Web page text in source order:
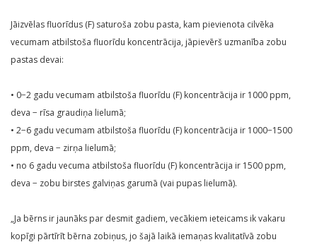
Jāizvēlas fluorīdus (F) saturoša zobu pasta, kam pievienota cilvēka
vecumam atbilstoša fluorīdu koncentrācija, jāpievērš uzmanība zobu
pastas devai:
• 0−2 gadu vecumam atbilstoša fluorīdu (F) koncentrācija ir 1000 ppm,
deva − rīsa graudiņa lielumā;
• 2−6 gadu vecumam atbilstoša fluorīdu (F) koncentrācija ir 1000−1500
ppm, deva − zirņa lielumā;
• no 6 gadu vecuma atbilstoša fluorīdu (F) koncentrācija ir 1500 ppm,
deva − zobu birstes galviņas garumā (vai pupas lielumā).
„Ja bērns ir jaunāks par desmit gadiem, vecākiem ieteicams ik vakaru
kopīgi pārtīrīt bērna zobiņus, jo šajā laikā iemaņas kvalitatīvā zobu